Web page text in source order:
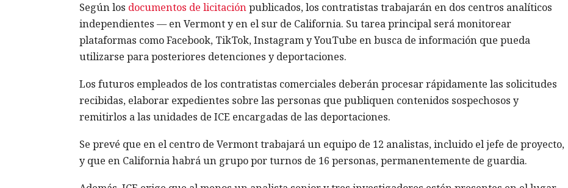
Según los documentos de licitaciónpublicados, los contratistas trabajarán en dos centros analíticos
independientes — en Vermont y en el sur de California. Su tarea principal será monitorear
plataformas como Facebook, TikTok, Instagram y YouTube en busca de información que pueda
utilizarse para posteriores detenciones y deportaciones.
Los futuros empleados de los contratistas comerciales deberán procesar rápidamente las solicitudes
recibidas, elaborar expedientes sobre las personas que publiquen contenidos sospechosos y
remitirlos a las unidades de ICE encargadas de las deportaciones.
Se prevé que en el centro de Vermont trabajará un equipo de 12 analistas, incluido el jefe de proyecto,
y que en California habrá un grupo por turnos de 16 personas, permanentemente de guardia.